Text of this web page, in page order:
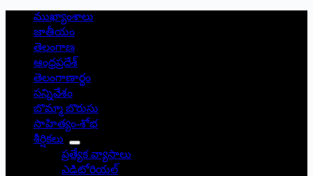
ముఖ్యాంశాలు
జాతీయం
తెలంగాణ
ఆంధ్రప్రదేశ్
తెలంగాణార్థం
సన్నివేశం
బొమ్మా బొరుసు
సాహిత్యం-శోభ
శీర్షికలు
ప్రత్యేక వ్యాసాలు
ఎడిటోరియల్